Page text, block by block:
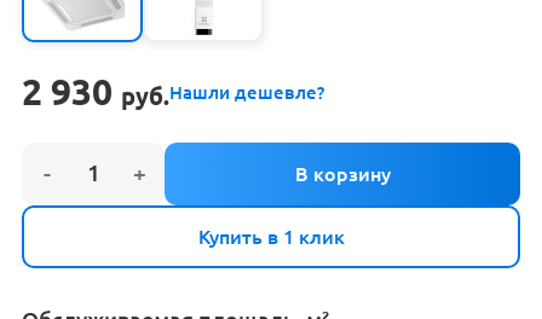
2 930 руб.Нашли дешевле?
Купить в 1 клик